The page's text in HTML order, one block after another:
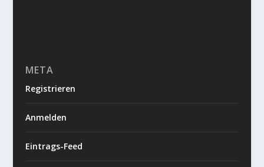
META
Registrieren
Anmelden
Eintrags-Feed